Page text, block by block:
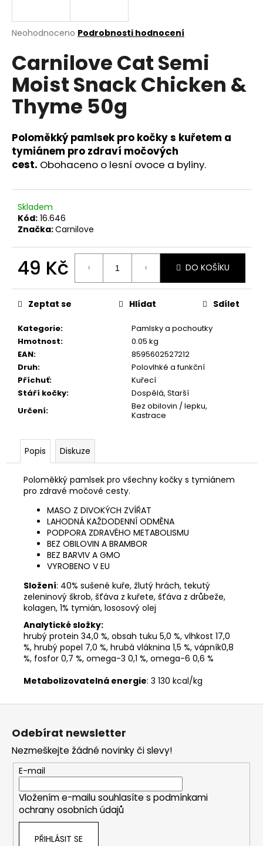
Průměrné
produktu
je
0,0
5
hvězdiček.
Neohodnoceno Podrobnosti hodnocení
Carnilove Cat Semi
Moist Snack Chicken &
Thyme 50g
Poloměkký pamlsek pro kočky s kuřetem a
tymiánem pro zdraví močových
cest. Obohaceno o lesní ovoce a byliny.
Skladem
Kód: 16.646
Značka:Carnilove
49 Kč
cena:
DO KOŠÍKU
Kategorie:
Pamlsky a pochoutky
Hmotnost:
0.05 kg
EAN:
8595602527212
Druh:
Polovlhké a funkční
Příchuť:
Kuřecí
Stáří kočky:
Dospělá, Starší
Určení:
Bez obilovin / lepku,
Kastrace
Zeptat se Hlídat Sdílet
Popis Diskuze
Poloměkký pamlsek pro všechny kočky s tymiánem
pro zdravé močové cesty.
MASO Z DIVOKÝCH ZVÍŘAT
LAHODNÁ KAŽDODENNÍ ODMĚNA
PODPORA ZDRAVÉHO METABOLISMU
BEZ OBILOVIN A BRAMBOR
BEZ BARVIV A GMO
VYROBENO V EU
Složení: 40% sušené kuře, žlutý hrách, tekutý
zeleninový škrob, šťáva z kuřete, šťáva z drůbeže,
kolagen, 1% tymián, lososový olej
Analytické složky:
hrubý protein 34,0 %, obsah tuku 5,0 %, vlhkost 17,0
%, hrubý popel 7,0 %, hrubá vláknina 1,5 %, vápník0,8
%, fosfor 0,7 %, omega-3 0,1 %, omega-6 0,6 %
Metabolizovatelná energie: 3 130 kcal/kg
j
t
?
HLEDAT
D
o
p
o
u
č
j
e
e
JOSERA
MEAT
BITES
MINI
BEEF
70G
Kč
Z
Odebírat newsletter
Nezmeškejte žádné novinky či slevy!
E-mail
Vložením e-mailu souhlasíte s podmínkami
ochrany osobních údajů
PŘIHLÁSIT SE